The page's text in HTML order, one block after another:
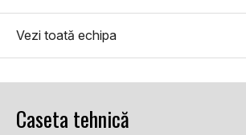
Vezi toată echipa
Caseta tehnică